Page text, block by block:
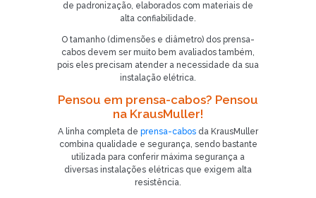
de padronização, elaborados com materiais de
alta confiabilidade.
O tamanho (dimensões e diâmetro) dos prensa-
cabos devem ser muito bem avaliados também,
pois eles precisam atender a necessidade da sua
instalação elétrica.
Pensou em prensa-cabos? Pensou
na KrausMuller!
A linha completa de prensa-cabos da KrausMuller
combina qualidade e segurança, sendo bastante
utilizada para conferir máxima segurança a
diversas instalações elétricas que exigem alta
resistência.